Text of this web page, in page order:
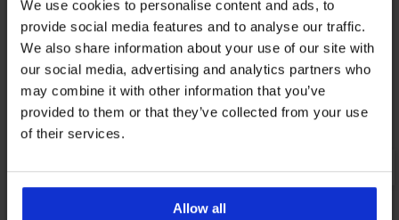
We use cookies to personalise content and ads, to
provide social media features and to analyse our traffic.
We also share information about your use of our site with
our social media, advertising and analytics partners who
may combine it with other information that you’ve
provided to them or that they’ve collected from your use
of their services.
Allow all